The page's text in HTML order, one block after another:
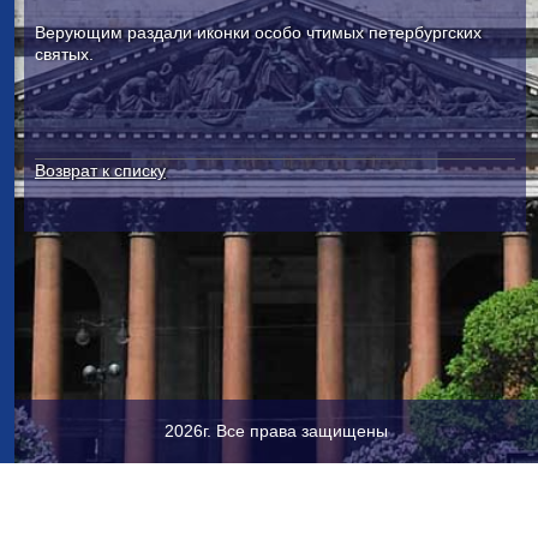
Верующим раздали иконки особо чтимых петербургских
святых.
Возврат к списку
2026г. Все права защищены